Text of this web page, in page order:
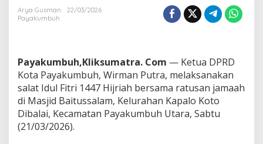
u
l
F
r
Arya Gusman
22/03/2026
Payakumbuh
Payakumbuh,Kliksumatra. Com — Ketua DPRD
Kota Payakumbuh, Wirman Putra, melaksanakan
salat Idul Fitri 1447 Hijriah bersama ratusan jamaah
di Masjid Baitussalam, Kelurahan Kapalo Koto
Dibalai, Kecamatan Payakumbuh Utara, Sabtu
(21/03/2026).